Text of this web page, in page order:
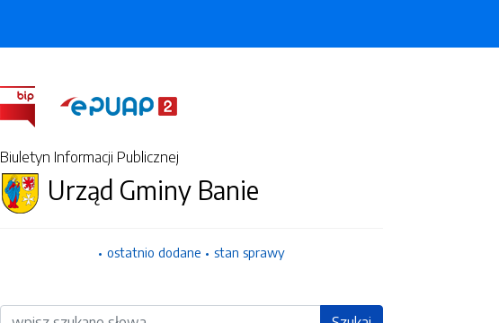
Biuletyn Informacji Publicznej
Urząd Gminy Banie
ostatnio dodane stan sprawy
Wyszukiwarka